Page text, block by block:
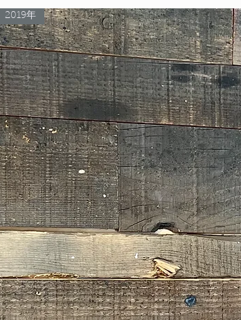
2019年